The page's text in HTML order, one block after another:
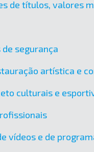
de títulos, valores
segurança
artística e
culturais e
vídeos e de